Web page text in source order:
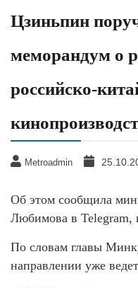
Цзиньпин
меморандум о
российско-
Metroadmin
Об этом сообщила
Любимова в Telegram,
По словам главы
направлении уже